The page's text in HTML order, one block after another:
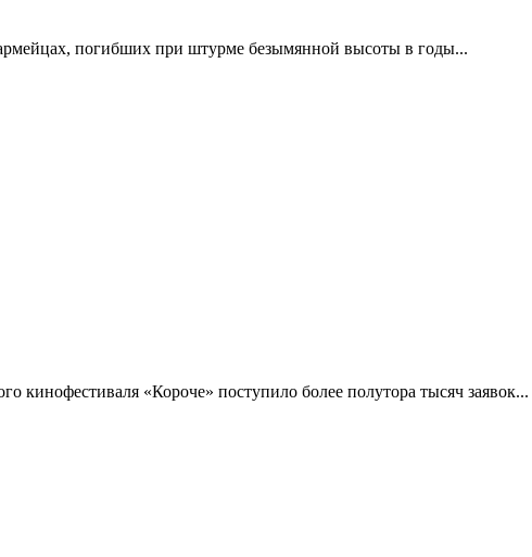
погибших при штурме безымянной высоты в годы...
«Короче» поступило более полутора тысяч заявок...